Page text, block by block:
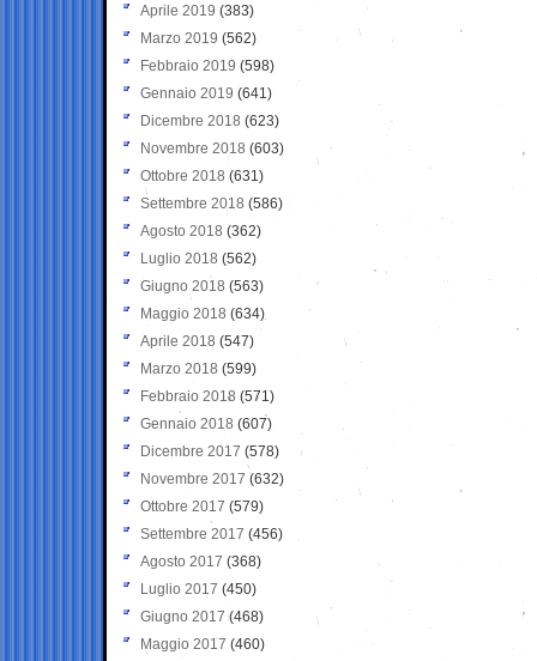
Aprile 2019 (383)
Marzo 2019 (562)
Febbraio 2019 (598)
Gennaio 2019 (641)
Dicembre 2018 (623)
Novembre 2018 (603)
Ottobre 2018 (631)
Settembre 2018 (586)
Agosto 2018 (362)
Luglio 2018 (562)
Giugno 2018 (563)
Maggio 2018 (634)
Aprile 2018 (547)
Marzo 2018 (599)
Febbraio 2018 (571)
Gennaio 2018 (607)
Dicembre 2017 (578)
Novembre 2017 (632)
Ottobre 2017 (579)
Settembre 2017 (456)
Agosto 2017 (368)
Luglio 2017 (450)
Giugno 2017 (468)
Maggio 2017 (460)